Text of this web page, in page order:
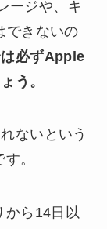
ージや、キ
できないの
必ずApple
う。
ないという
。
から14日以